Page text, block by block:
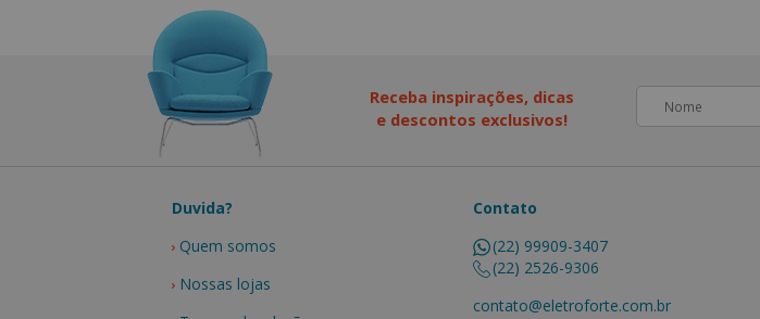
Receba inspirações, dicas
e descontos exclusivos!
Duvida?
Quem somos
Nossas lojas
Contato
(22) 99909-3407
(22) 2526-9306
contato@eletroforte.com.br